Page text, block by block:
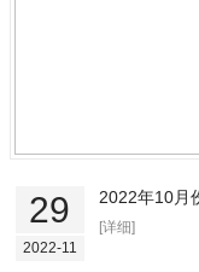
29
2022-11
2022年10月
[详细]